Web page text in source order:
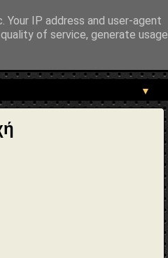
▼
IP address and user-agent
of service, generate usage